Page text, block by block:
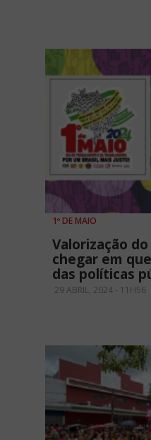
1º DE MAIO
Valorização
chegar em
das políticas
29 ABRIL, 2024 - 11H56